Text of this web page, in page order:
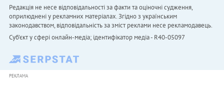
Редакція не несе відповідальності за факти та оціночні судження,
оприлюднені у рекламних матеріалах. Згідно з українським
законодавством, відповідальність за зміст реклами несе рекламодавець.
Cуб'єкт у сфері онлайн-медіа; ідентифікатор медіа - R40-05097
РЕКЛАМА